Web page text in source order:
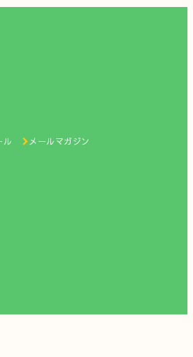
ル メールマガジン